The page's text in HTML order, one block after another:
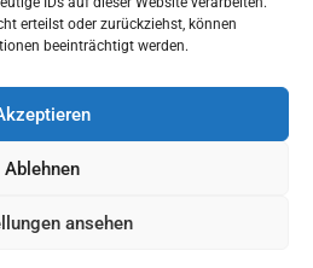
erteilst oder zurückziehst, können
beeinträchtigt werden.
Ablehnen
ansehen
1923 e.V. - Frankenwald
by inpublica.de